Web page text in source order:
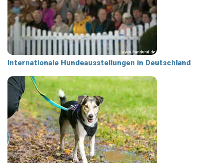
Internationale Hundeausstellungen in Deutschland